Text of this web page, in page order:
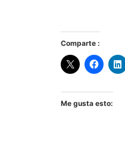
Comparte :
Me gusta esto: